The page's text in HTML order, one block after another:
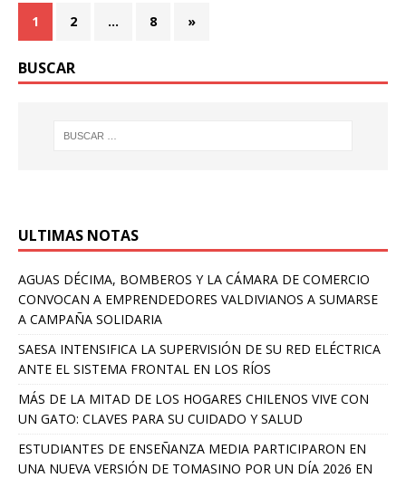
1 2 … 8 »
BUSCAR
ULTIMAS NOTAS
AGUAS DÉCIMA, BOMBEROS Y LA CÁMARA DE COMERCIO
CONVOCAN A EMPRENDEDORES VALDIVIANOS A SUMARSE
A CAMPAÑA SOLIDARIA
SAESA INTENSIFICA LA SUPERVISIÓN DE SU RED ELÉCTRICA
ANTE EL SISTEMA FRONTAL EN LOS RÍOS
MÁS DE LA MITAD DE LOS HOGARES CHILENOS VIVE CON
UN GATO: CLAVES PARA SU CUIDADO Y SALUD
ESTUDIANTES DE ENSEÑANZA MEDIA PARTICIPARON EN
UNA NUEVA VERSIÓN DE TOMASINO POR UN DÍA 2026 EN